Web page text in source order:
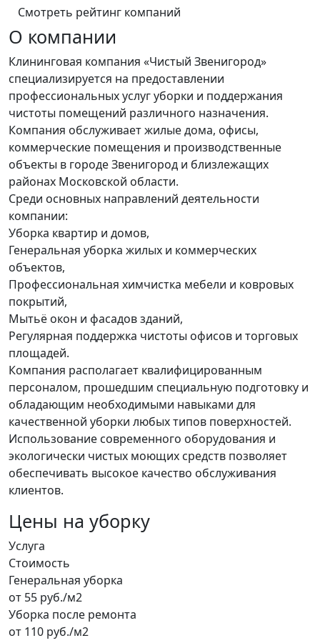
Смотреть рейтинг компаний
О компании
Клининговая компания «Чистый Звенигород»
специализируется на предоставлении
профессиональных услуг уборки и поддержания
чистоты помещений различного назначения.
Компания обслуживает жилые дома, офисы,
коммерческие помещения и производственные
объекты в городе Звенигород и близлежащих
районах Московской области.
Среди основных направлений деятельности
компании:
Уборка квартир и домов,
Генеральная уборка жилых и коммерческих
объектов,
Профессиональная химчистка мебели и ковровых
покрытий,
Мытьё окон и фасадов зданий,
Регулярная поддержка чистоты офисов и торговых
площадей.
Компания располагает квалифицированным
персоналом, прошедшим специальную подготовку и
обладающим необходимыми навыками для
качественной уборки любых типов поверхностей.
Использование современного оборудования и
экологически чистых моющих средств позволяет
обеспечивать высокое качество обслуживания
клиентов.
Цены на уборку
Услуга
Стоимость
Генеральная уборка
от 55 руб./м2
Уборка после ремонта
от 110 руб./м2